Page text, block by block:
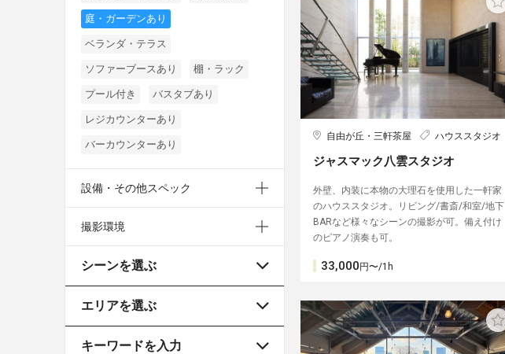
自由が丘・三軒茶屋 ハウススタジオ
ジャスマック八雲スタジオ
外壁、内装に本物の大理石を使用した一軒家
のハウススタジオ。リビング/書斎/和室/地下
BARなど様々なシーンの撮影が可。備え付け
のピアノ演奏も可。
33,000 円〜/1h
庭・ガーデンあり
ベランダ・テラス
ソファーブースあり 棚・ラック
プール付き バスタブあり
レジカウンターあり
バーカウンターあり
設備・その他スペック
撮影環境
シーンを選ぶ
エリアを選ぶ
キーワードを入力